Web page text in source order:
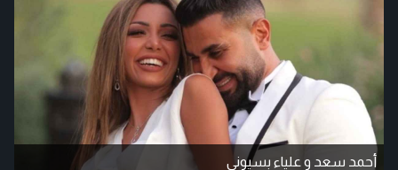
أحمد سعد و علياء بسيوني